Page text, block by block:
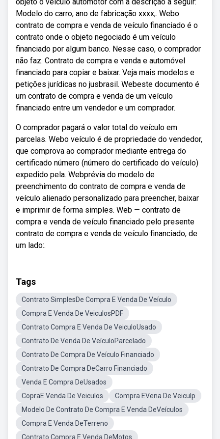
Modelo do carro, ano de fabricação xxxx,. Webo
contrato de compra e venda de veículo financiado é o
contrato onde o objeto negociado é um veículo
financiado por algum banco. Nesse caso, o comprador
não faz. Contrato de compra e venda e automóvel
financiado para copiar e baixar. Veja mais modelos e
petições jurídicas no jusbrasil. Webeste documento é
um contrato de compra e venda de um veículo
financiado entre um vendedor e um comprador.
O comprador pagará o valor total do veículo em
parcelas. Webo veículo é de propriedade do vendedor,
que comprova ao comprador mediante entrega do
certificado número (número do certificado do veículo)
expedido pela. Webprévia do modelo de
preenchimento do contrato de compra e venda de
veículo alienado personalizado para preencher, baixar
e imprimir de forma simples. Web — contrato de
compra e venda de veículo financiado pelo presente
contrato de compra e venda de veículo financiado, de
um lado:.
Tags
Contrato SimplesDe Compra E Venda De Veículo
Compra E Venda De VeiculosPDF
Contrato Compra E Venda De VeiculoUsado
Contrato De Venda De VeículoParcelado
Contrato De Compra De Veículo Financiado
Contrato De Compra DeCarro Financiado
Venda E Compra DeUsados
CopraE Venda De Veiculos
Compra EVena De Veiculp
Modelo De Contrato De Compra E Venda DeVeículos
Compra E Venda DeTerreno
Contrato Compra E Venda DeMotos